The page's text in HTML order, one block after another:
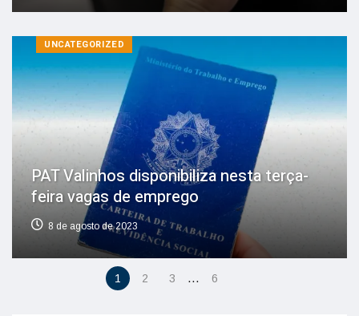
UNCATEGORIZED
PAT Valinhos disponibiliza nesta terça-
feira vagas de emprego
8 de agosto de 2023
1 2 3 … 6